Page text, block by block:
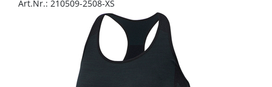
Art.Nr.: 210509-2508-XS